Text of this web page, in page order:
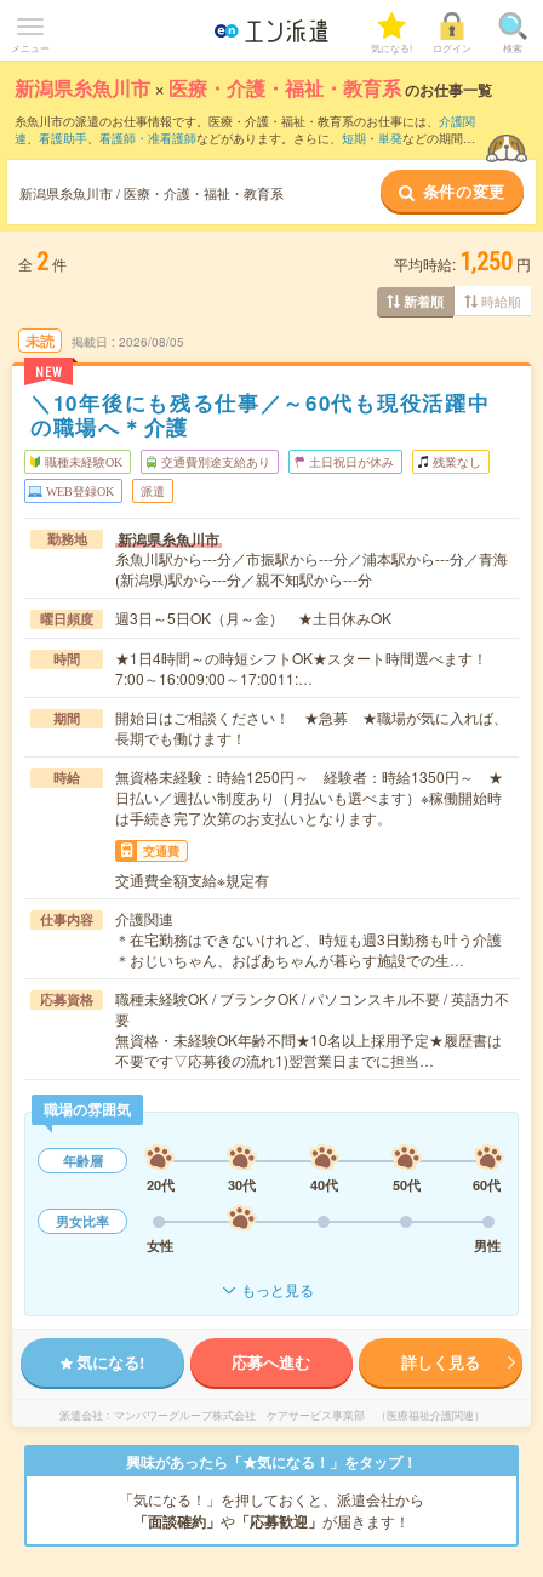
メニュー 気になる! ログイン 検索
新潟県糸魚川市 × 医療・介護・福祉・教育系のお仕事一覧
糸魚川市の派遣のお仕事情報です。医療・介護・福祉・教育系のお仕事には、 介護関
連、 看護助手、 看護師・准看護師などがあります。さらに、 短期 ・ 単発などの期間
新潟県糸魚川市 / 医療・介護・福祉・教育系 条件の変更
全 2件 平均時給: 1,250 円
新着順 時給順
未読
NEW
掲載日 2026/08/05
＼10年後にも残る仕事／～60代も現役活躍中
の職場へ＊介護
職種未経験OK 交通費別途支給あり 土日祝日が休み 残業なし
WEB登録OK 派遣
勤務地 新潟県糸魚川市
糸魚川駅から---分／市振駅から---分／浦本駅から---分／青海
(新潟県)駅から---分／親不知駅から---分
曜日頻度 週3日～5日OK（月～金） ★土日休みOK
時間
★1日4時間～の時短シフトOK★スタート時間選べます！
7:00～16:009:00～17:0011:…
期間
開始日はご相談ください！ ★急募 ★職場が気に入れば、
長期でも働けます！
時給
無資格未経験：時給1250円～ 経験者：時給1350円～ ★
日払い／週払い制度あり（月払いも選べます）※稼働開始時
は手続き完了次第のお支払いとなります。
交通費
交通費全額支給※規定有
仕事内容
介護関連
＊在宅勤務はできないけれど、時短も週3日勤務も叶う介護
＊おじいちゃん、おばあちゃんが暮らす施設での生…
応募資格
職種未経験OK / ブランクOK / パソコンスキル不要 / 英語力不
要
無資格・未経験OK年齢不問★10名以上採用予定★履歴書は
不要です▽応募後の流れ1)翌営業日までに担当…
職場の雰囲気
年齢層
20代
30代 40代 50代
60代
男女比率
女性
男性
もっと見る
気になる! 応募へ進む 詳しく見る
派遣会社 マンパワーグループ株式会社 ケアサービス事業部 （医療福祉介護関連）
興味があったら「★気になる！」をタップ！
「気になる！」を押しておくと、派遣会社から
「面談確約」 や 「応募歓迎」 が届きます！